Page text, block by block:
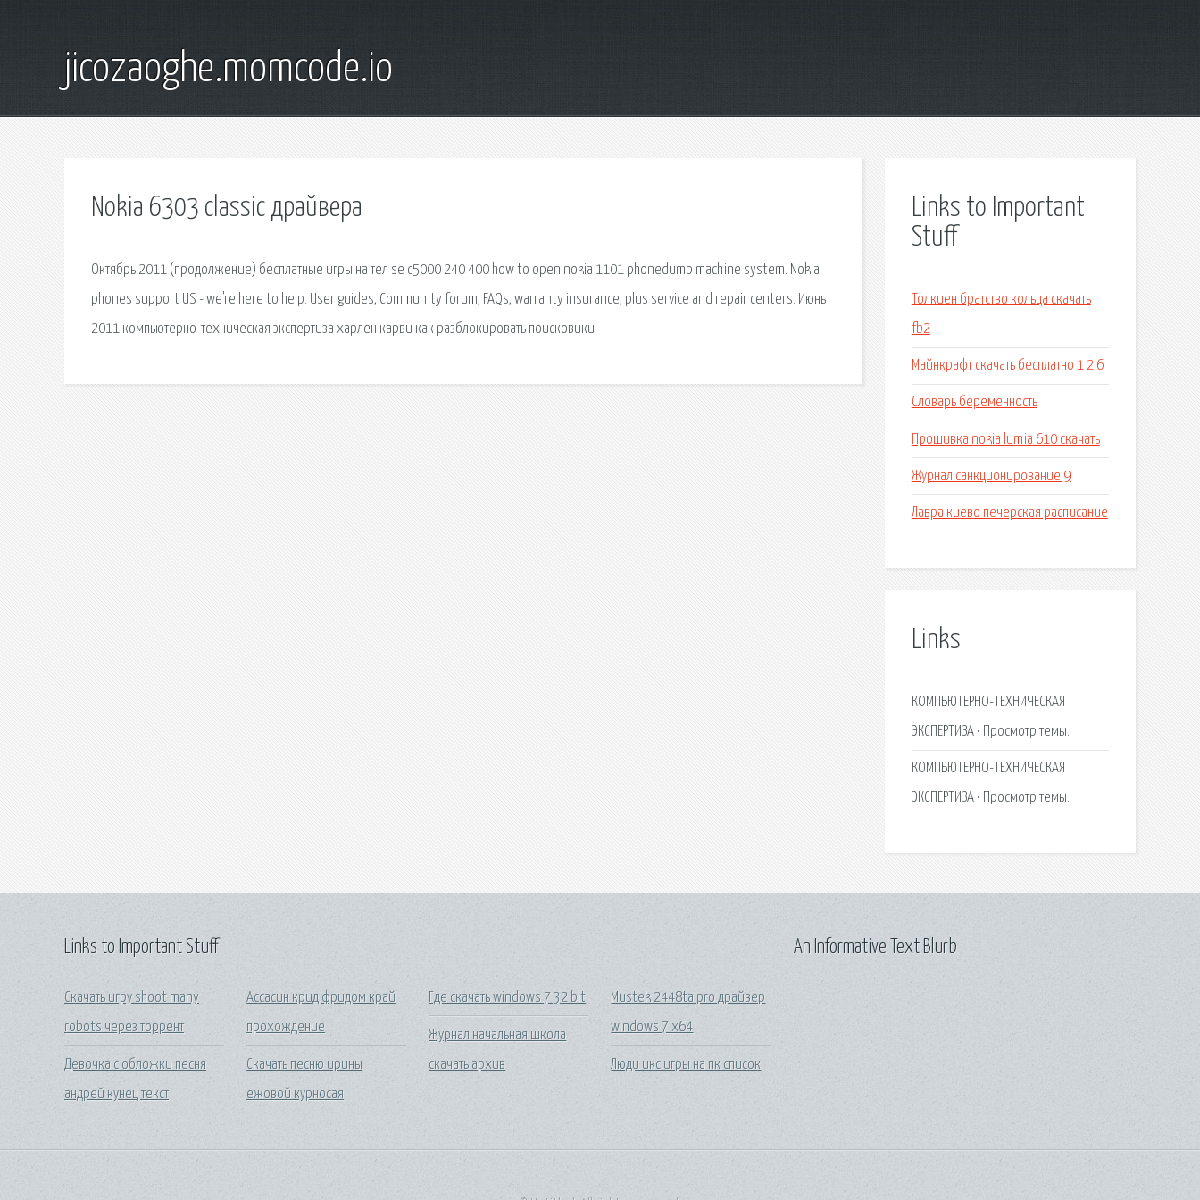
jicozaoghe.momcode.io
Nokia 6303 classic драйвера
Октябрь 2011 (продолжение) бесплатные игры на тел se c5000 240 400 how to open nokia 1101 phonedump machine system. Nokia
phones support US - we're here to help. User guides, Community forum, FAQs, warranty insurance, plus service and repair centers. Июнь
2011 компьютерно-техническая экспертиза харлен карви как разблокировать поисковики.
Links to Important
Stuff
Толкиен братство кольца скачать
fb2
Майнкрафт скачать бесплатно 1 2 6
Словарь беременность
Прошивка nokia lumia 610 скачать
Журнал санкционирование 9
Лавра киево печерская расписание
Links
КОМПЬЮТЕРНО-ТЕХНИЧЕСКАЯ
ЭКСПЕРТИЗА • Просмотр темы.
КОМПЬЮТЕРНО-ТЕХНИЧЕСКАЯ
ЭКСПЕРТИЗА • Просмотр темы.
Links to Important Stuff
Скачать игру shoot many
robots через торрент
Девочка с обложки песня
андрей кунец текст
Ассасин крид фридом край
прохождение
Скачать песню ирины
ежовой курносая
Где скачать windows 7 32 bit
Журнал начальная школа
скачать архив
Mustek 2448ta pro драйвер
windows 7 x64
Люди икс игры на пк список
An Informative Text Blurb